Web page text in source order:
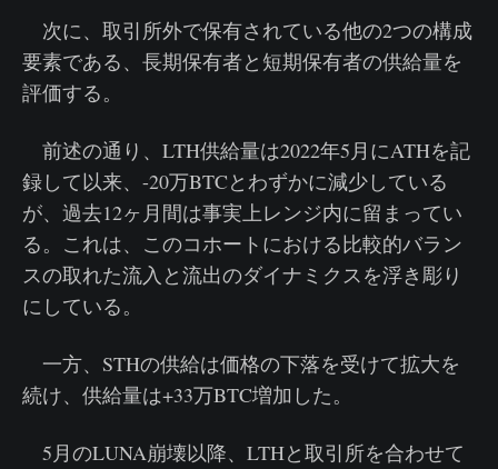
次に、取引所外で保有されている他の2つの構成
要素である、長期保有者と短期保有者の供給量を
評価する。
前述の通り、LTH供給量は2022年5月にATHを記
録して以来、-20万BTCとわずかに減少している
が、過去12ヶ月間は事実上レンジ内に留まってい
る。これは、このコホートにおける比較的バラン
スの取れた流入と流出のダイナミクスを浮き彫り
にしている。
一方、STHの供給は価格の下落を受けて拡大を
続け、供給量は+33万BTC増加した。
5月のLUNA崩壊以降、LTHと取引所を合わせて